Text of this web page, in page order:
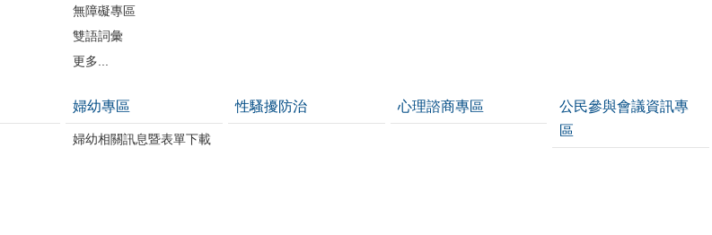
無障礙專區
雙語詞彙
更多...
婦幼專區
婦幼相關訊息暨表單下載
性騷擾防治 心理諮商專區
公民參與會議資訊專
區